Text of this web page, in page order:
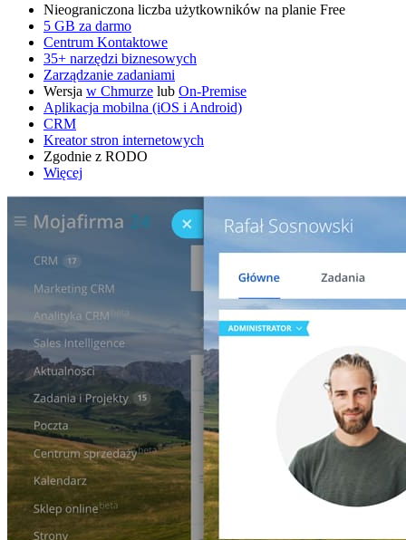
Nieograniczona liczba użytkowników na planie Free
5 GB za darmo
Centrum Kontaktowe
35+ narzędzi biznesowych
Zarządzanie zadaniami
Wersja w Chmurze lub On-Premise
Aplikacja mobilna (iOS i Android)
CRM
Kreator stron internetowych
Zgodnie z RODO
Więcej